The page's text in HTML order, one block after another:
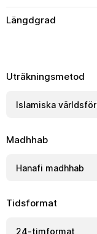
Längdgrad
Uträkningsmetod
Madhhab
Tidsformat